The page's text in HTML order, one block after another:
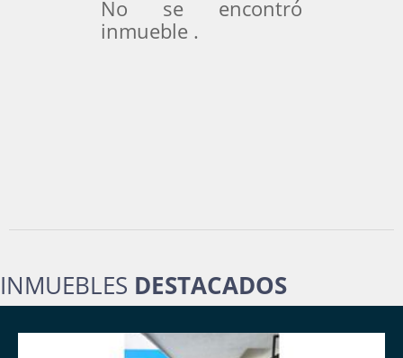
No se encontró
inmueble .
INMUEBLES DESTACADOS